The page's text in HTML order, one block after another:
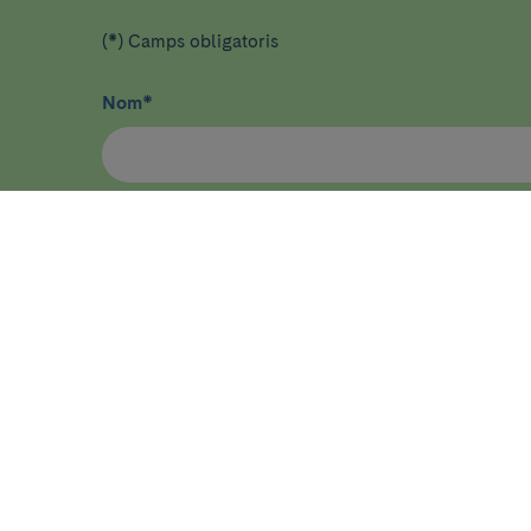
(*) Camps obligatoris
Nom*